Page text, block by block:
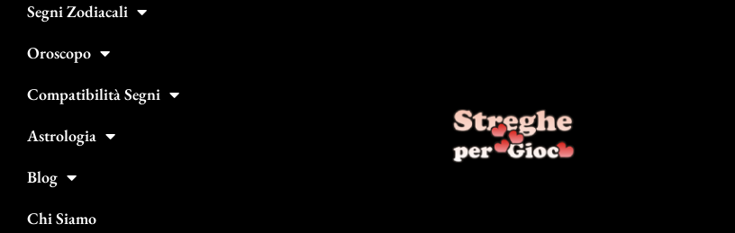
Segni Zodiacali
Oroscopo
Compatibilità Segni
Astrologia
Blog
Chi Siamo